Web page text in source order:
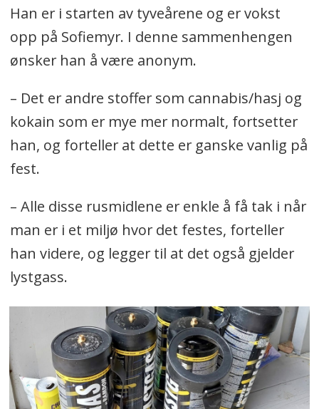
Han er i starten av tyveårene og er vokst
opp på Sofiemyr. I denne sammenhengen
ønsker han å være anonym.
– Det er andre stoffer som cannabis/hasj og
kokain som er mye mer normalt, fortsetter
han, og forteller at dette er ganske vanlig på
fest.
– Alle disse rusmidlene er enkle å få tak i når
man er i et miljø hvor det festes, forteller
han videre, og legger til at det også gjelder
lystgass.